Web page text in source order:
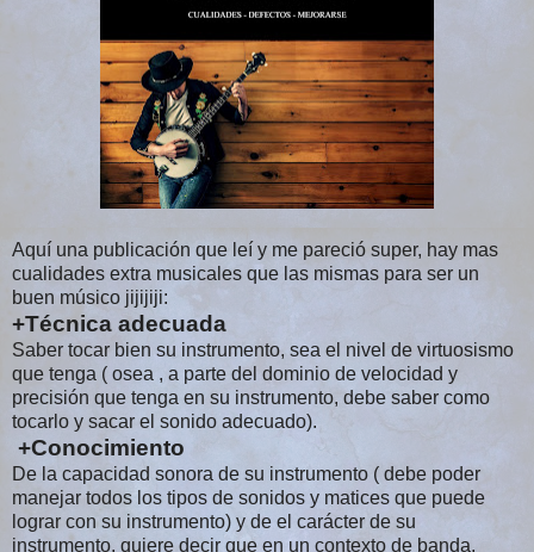
Aquí una publicación que leí y me pareció super, hay mas
cualidades extra musicales que las mismas para ser un
buen músico jijijiji:
+Técnica adecuada
Saber tocar bien su instrumento, sea el nivel de virtuosismo
que tenga ( osea , a parte del dominio de velocidad y
precisión que tenga en su instrumento, debe saber como
tocarlo y sacar el sonido adecuado).
+Conocimiento
De la capacidad sonora de su instrumento ( debe poder
manejar todos los tipos de sonidos y matices que puede
lograr con su instrumento) y de el carácter de su
instrumento, quiere decir que en un contexto de banda,